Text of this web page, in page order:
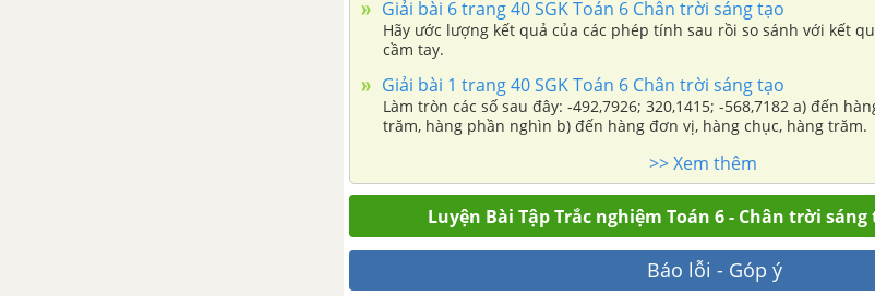
Giải bài 6 trang 40 SGK Toán 6 Chân trời sáng tạo
Hãy ước lượng kết quả của các phép tính sau rồi so sánh với kết
cầm tay.
Giải bài 1 trang 40 SGK Toán 6 Chân trời sáng tạo
Làm tròn các số sau đây: -492,7926; 320,1415; -568,7182 a) đến
trăm, hàng phần nghìn b) đến hàng đơn vị, hàng chục, hàng trăm.
>> Xem thêm
Luyện Bài Tập Trắc nghiệm Toán 6 - Chân trời sáng
Báo lỗi - Góp ý